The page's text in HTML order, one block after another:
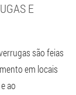
E
são feias
em locais
ao